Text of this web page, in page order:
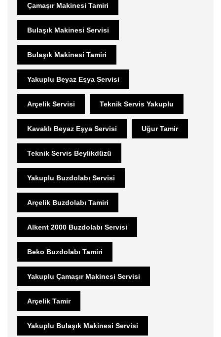
Çamaşır Makinesi Tamiri
Bulaşık Makinesi Servisi
Bulaşık Makinesi Tamiri
Yakuplu Beyaz Eşya Servisi
Arçelik Servisi Teknik Servis Yakuplu
Kavaklı Beyaz Eşya Servisi Uğur Tamir
Teknik Servis Beylikdüzü
Yakuplu Buzdolabı Servisi
Arçelik Buzdolabı Tamiri
Alkent 2000 Buzdolabı Servisi
Beko Buzdolabı Tamiri
Yakuplu Çamaşır Makinesi Servisi
Arçelik Tamir
Yakuplu Bulaşık Makinesi Servisi